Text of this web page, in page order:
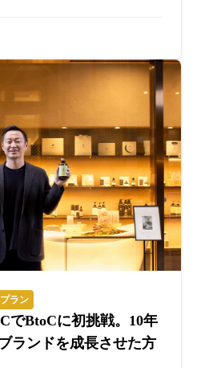
ラン
でBtoCに初挑戦。10年
ランドを成長させた方